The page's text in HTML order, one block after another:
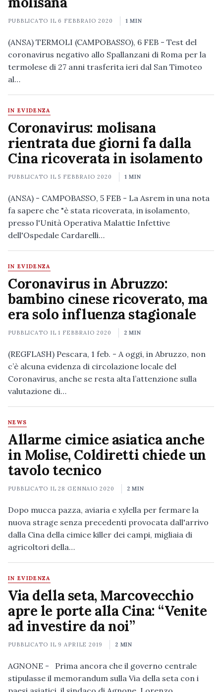
PUBBLICATO IL 6 FEBBRAIO 2020 1 MIN
(ANSA) TERMOLI (CAMPOBASSO), 6 FEB - Test del
coronavirus negativo allo Spallanzani di Roma per la
termolese di 27 anni trasferita ieri dal San Timoteo
al…
IN EVIDENZA
Coronavirus: molisana
rientrata due giorni fa dalla
Cina ricoverata in isolamento
PUBBLICATO IL5 FEBBRAIO 2020 1 MIN
(ANSA) - CAMPOBASSO, 5 FEB - La Asrem in una nota
fa sapere che "è stata ricoverata, in isolamento,
presso l'Unità Operativa Malattie Infettive
dell'Ospedale Cardarelli…
IN EVIDENZA
Coronavirus in Abruzzo:
bambino cinese ricoverato, ma
era solo influenza stagionale
PUBBLICATO IL1 FEBBRAIO 2020 2 MIN
(REGFLASH) Pescara, 1 feb. - A oggi, in Abruzzo, non
c’è alcuna evidenza di circolazione locale del
Coronavirus, anche se resta alta l’attenzione sulla
valutazione di…
NEWS
Allarme cimice asiatica anche
in Molise, Coldiretti chiede un
tavolo tecnico
PUBBLICATO IL28 GENNAIO 2020 2 MIN
Dopo mucca pazza, aviaria e xylella per fermare la
nuova strage senza precedenti provocata dall'arrivo
dalla Cina della cimice killer dei campi, migliaia di
agricoltori della…
IN EVIDENZA
Via della seta, Marcovecchio
apre le porte alla Cina: “Venite
ad investire da noi”
PUBBLICATO IL 9 APRILE 2019 2 MIN
AGNONE - Prima ancora che il governo centrale
stipulasse il memorandum sulla Via della seta con i